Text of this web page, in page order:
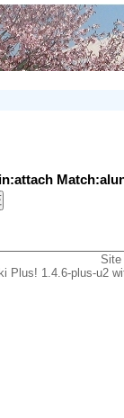
Plus! 1.4.6-plus-u2